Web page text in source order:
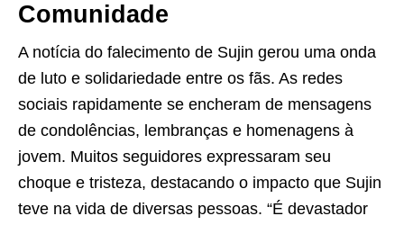
Comunidade
A notícia do falecimento de Sujin gerou uma onda
de luto e solidariedade entre os fãs. As redes
sociais rapidamente se encheram de mensagens
de condolências, lembranças e homenagens à
jovem. Muitos seguidores expressaram seu
choque e tristeza, destacando o impacto que Sujin
teve na vida de diversas pessoas. “É devastador